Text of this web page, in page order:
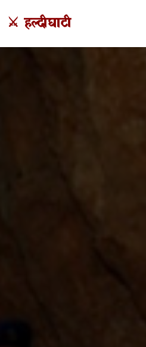
⚔️ हल्दीघाटी